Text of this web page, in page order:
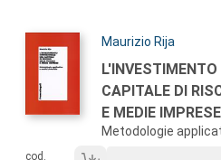
Autori:
Maurizio Rija
Titolo:
CAPITALE DI
E MEDIE
Metodologie
cod.